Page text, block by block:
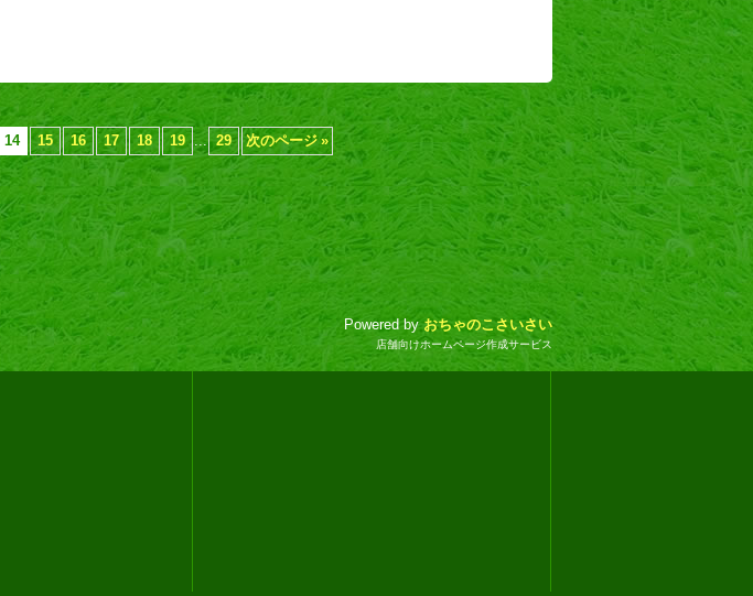
14 15 16 17 18 19 ... 29 次のページ »
Powered byおちゃのこさいさい
店舗向けホームページ作成サービス